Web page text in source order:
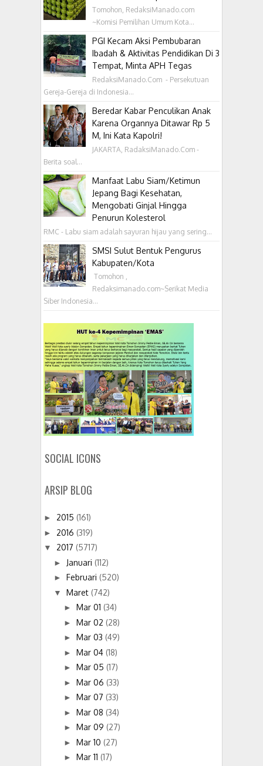
Tomohon, RedaksiManado.com
~Komisi Pemilihan Umum Kota...
PGI Kecam Aksi Pembubaran
Ibadah & Aktivitas Pendidikan Di 3
Tempat, Minta APH Tegas
RedaksiManado.Com - Persekutuan
Gereja-Gereja di Indonesia...
Beredar Kabar Penculikan Anak
Karena Organnya Ditawar Rp 5
M, Ini Kata Kapolri!
JAKARTA, RadaksiManado.Com -
Berita soal...
Manfaat Labu Siam/Ketimun
Jepang Bagi Kesehatan,
Mengobati Ginjal Hingga
Penurun Kolesterol
RMC - Labu siam adalah sayuran hijau yang sering...
SMSI Sulut Bentuk Pengurus
Kabupaten/Kota
‎ Tomohon ,
Redaksimanado.com~Serikat Media
Siber Indonesia...
SOCIAL ICONS
ARSIP BLOG
► 2015 (161)
► 2016 (319)
▼ 2017 (5717)
► Januari (112)
► Februari (520)
▼ Maret (742)
► Mar 01 (34)
► Mar 02 (28)
► Mar 03 (49)
► Mar 04 (18)
► Mar 05 (17)
► Mar 06 (33)
► Mar 07 (33)
► Mar 08 (34)
► Mar 09 (27)
► Mar 10 (27)
► Mar 11 (17)